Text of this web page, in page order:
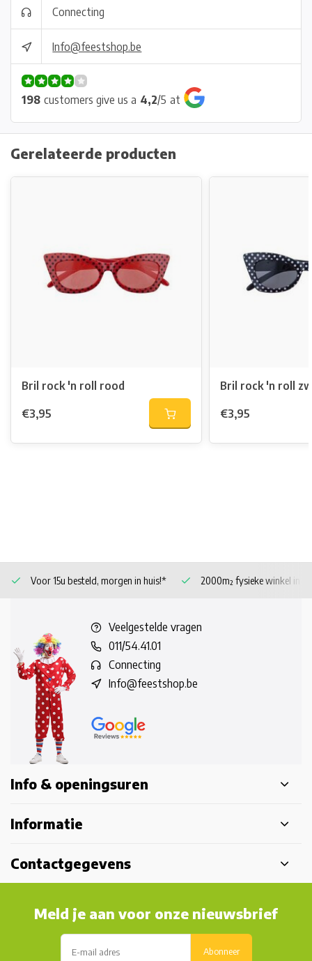
Connecting
Info@feestshop.be
198 customers give us a 4,2/5 at
Gerelateerde producten
Bril rock 'n roll rood
€3,95
Bril rock 'n roll
€3,95
Voor 15u besteld, morgen in huis!* 2000m² fysieke winkel in
Veelgestelde vragen
011/54.41.01
Connecting
Info@feestshop.be
Info & openingsuren
Informatie
Contactgegevens
Meld je aan voor onze nieuwsbrief
Abonneer